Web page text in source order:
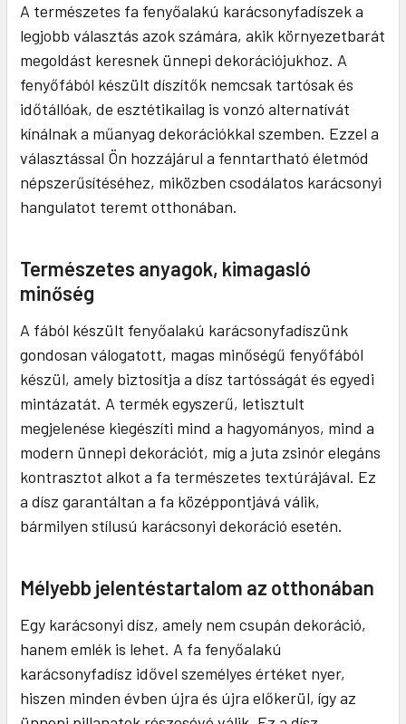
A természetes fa fenyőalakú karácsonyfadíszek a
legjobb választás azok számára, akik környezetbarát
megoldást keresnek ünnepi dekorációjukhoz. A
fenyőfából készült díszítők nemcsak tartósak és
időtállóak, de esztétikailag is vonzó alternatívát
kínálnak a műanyag dekorációkkal szemben. Ezzel a
választással Ön hozzájárul a fenntartható életmód
népszerűsítéséhez, miközben csodálatos karácsonyi
hangulatot teremt otthonában.
Természetes anyagok, kimagasló
minőség
A fából készült fenyőalakú karácsonyfadíszünk
gondosan válogatott, magas minőségű fenyőfából
készül, amely biztosítja a dísz tartósságát és egyedi
mintázatát. A termék egyszerű, letisztult
megjelenése kiegészíti mind a hagyományos, mind a
modern ünnepi dekorációt, míg a juta zsinór elegáns
kontrasztot alkot a fa természetes textúrájával. Ez
a dísz garantáltan a fa középpontjává válik,
bármilyen stílusú karácsonyi dekoráció esetén.
Mélyebb jelentéstartalom az otthonában
Egy karácsonyi dísz, amely nem csupán dekoráció,
hanem emlék is lehet. A fa fenyőalakú
karácsonyfadísz idővel személyes értéket nyer,
hiszen minden évben újra és újra előkerül, így az